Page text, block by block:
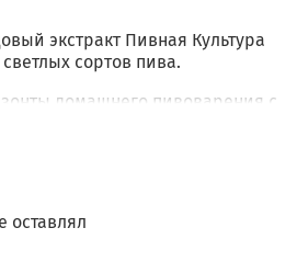
экстракт Пивная Культура
сортов пива.
домашнего пивоварения с
экстрактом Пивная
более вкусное и
пиво с насыщенным вкусом и
оставлял